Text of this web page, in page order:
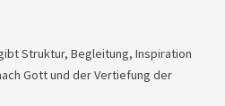
Struktur, Begleitung, Inspiration
Gott und der Vertiefung der